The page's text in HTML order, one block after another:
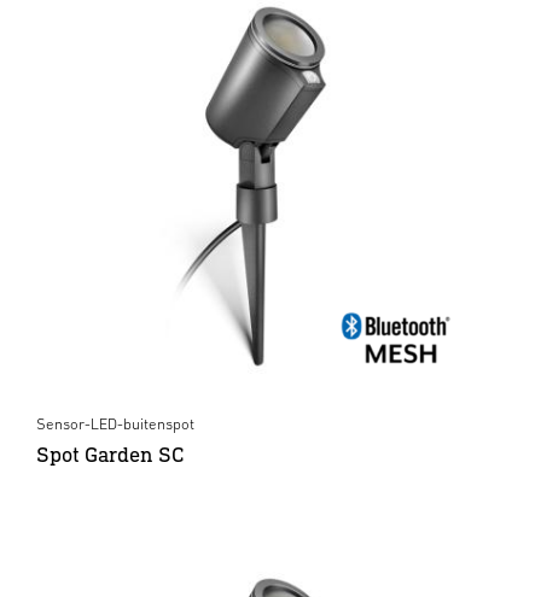
Sensor-LED-buitenspot
Spot Garden SC